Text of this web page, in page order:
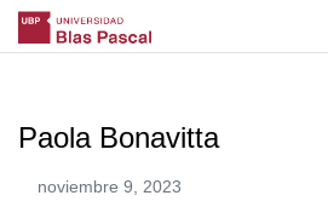
Paola Bonavitta
noviembre 9, 2023